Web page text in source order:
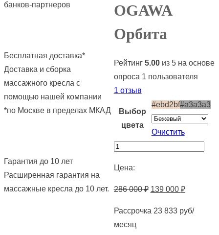
OGAWA
Орбита
Рейтинг 5.00из 5 на основе
опроса 1 пользователя
1 отзыв
Выбор
цвета
#ebd2bf#a3a3a3
Очистить
Количество
Массажное
кресло
Орбита
Цена:
286 000₽ Первоначальная
составляла
139 000 ₽Текущая
139
Рассрочка 23 833 руб/
месяц
банков-партнеров
Бесплатная доставка*
Доставка и сборка
массажного кресла с
помощью нашей компании
*по Москве в пределах МКАД
Гарантия до 10 лет
Расширенная гарантия на
массажные кресла до 10 лет.